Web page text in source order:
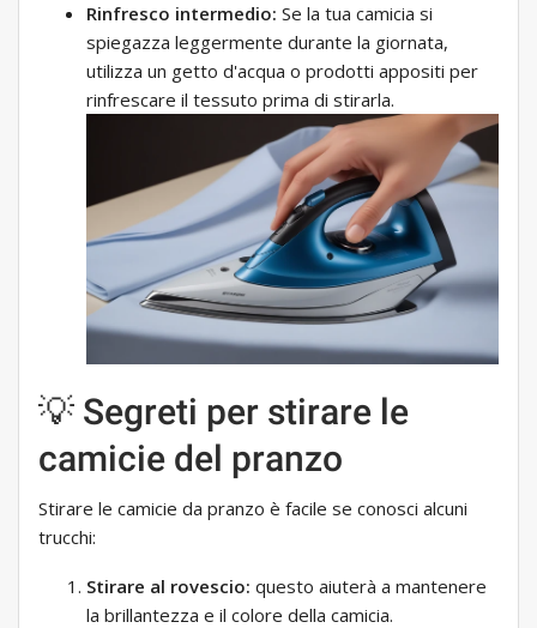
Rinfresco intermedio: Se la tua camicia si
spiegazza leggermente durante la giornata,
utilizza un getto d'acqua o prodotti appositi per
rinfrescare il tessuto prima di stirarla.
💡 Segreti per stirare le
camicie del pranzo
Stirare le camicie da pranzo è facile se conosci alcuni
trucchi:
Stirare al rovescio: questo aiuterà a mantenere
la brillantezza e il colore della camicia.